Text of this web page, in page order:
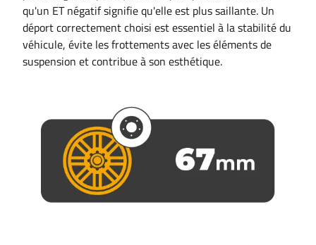
qu'un ET négatif signifie qu'elle est plus saillante. Un
déport correctement choisi est essentiel à la stabilité du
véhicule, évite les frottements avec les éléments de
suspension et contribue à son esthétique.